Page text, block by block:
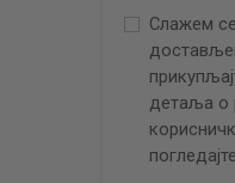
Слажем
детаља о